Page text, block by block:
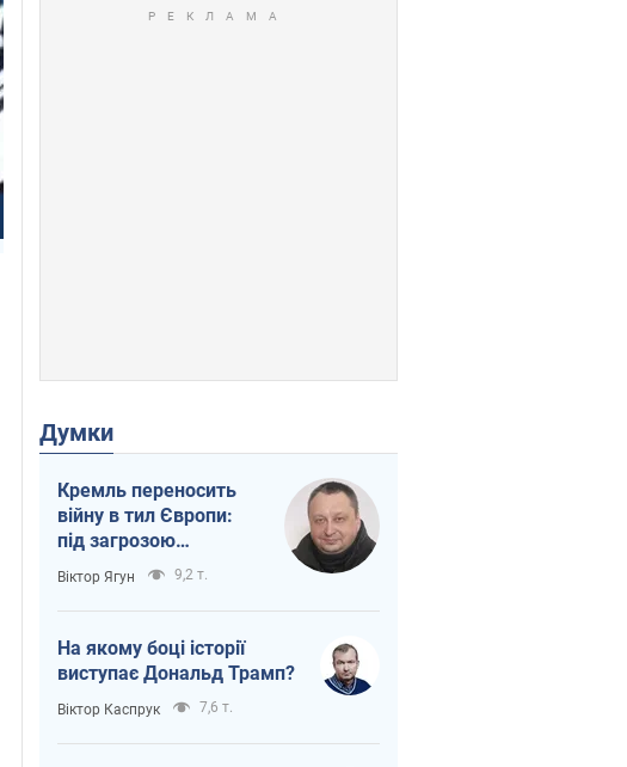
Думки
Кремль переносить
війну в тил Європи:
під загрозою
критична логістика
Віктор Ягун 9,2 т.
На якому боці історії
виступає Дональд Трамп?
Віктор Каспрук 7,6 т.